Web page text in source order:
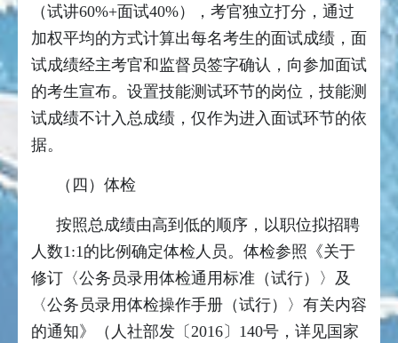
（试讲60%+面试40%），考官独立打分，通过
加权平均的方式计算出每名考生的面试成绩，面
试成绩经主考官和监督员签字确认，向参加面试
的考生宣布。设置技能测试环节的岗位，技能测
试成绩不计入总成绩，仅作为进入面试环节的依
据。
（四）体检
按照总成绩由高到低的顺序，以职位拟招聘
人数1:1的比例确定体检人员。体检参照《关于
修订〈公务员录用体检通用标准（试行）〉及
〈公务员录用体检操作手册（试行）〉有关内容
的通知》（人社部发〔2016〕140号，详见国家